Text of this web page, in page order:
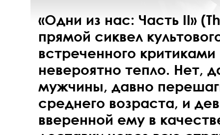
«Одни из нас: Часть II»
прямой сиквел
встреченного
невероятно тепло. Нет,
мужчины, давно
среднего возраста, и
вверенной ему в